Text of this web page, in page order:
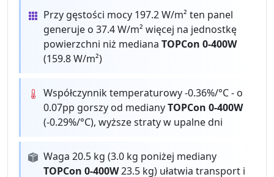
Przy gęstości mocy 197.2 W/m² ten panel
generuje o 37.4 W/m² więcej na jednostkę
powierzchni niż medianaTOPCon 0-400W
(159.8 W/m²)
Współczynnik temperaturowy -0.36%/°C - o
0.07pp gorszy od medianyTOPCon 0-400W
(-0.29%/°C), wyższe straty w upalne dni
Waga 20.5 kg (3.0 kg poniżej mediany
TOPCon 0-400W23.5 kg) ułatwia transport i